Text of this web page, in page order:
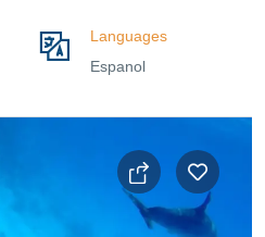
Languages
Espanol